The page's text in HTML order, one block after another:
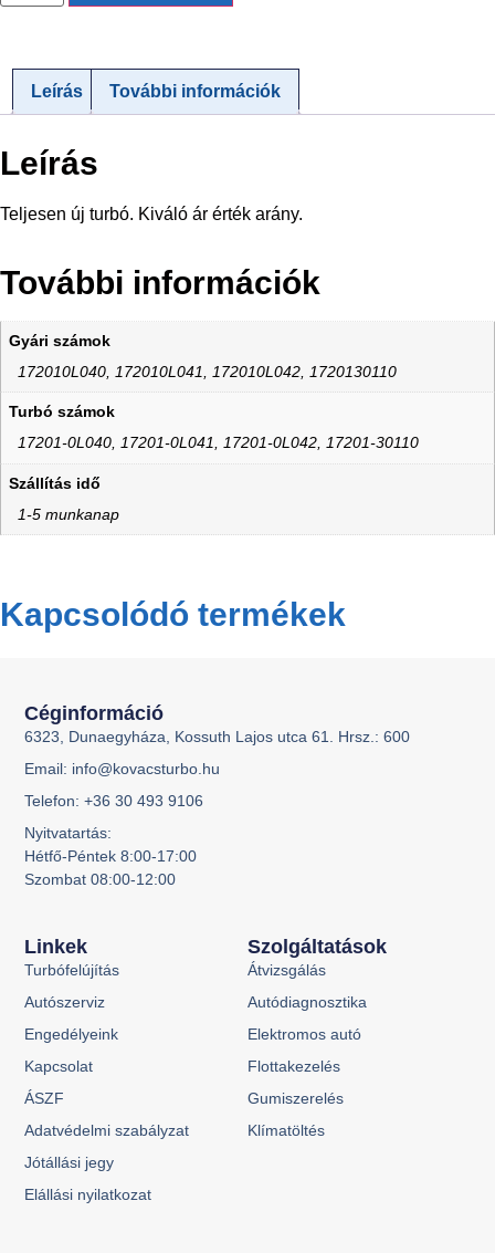
Leírás További információk
Leírás
Teljesen új turbó. Kiváló ár érték arány.
További információk
Gyári számok
172010L040, 172010L041, 172010L042, 1720130110
Turbó számok
17201-0L040, 17201-0L041, 17201-0L042, 17201-30110
Szállítás idő
1-5 munkanap
Kapcsolódó termékek
Szolgáltatások
Átvizsgálás
Autódiagnosztika
Elektromos autó
Flottakezelés
Gumiszerelés
Klímatöltés
Linkek
Turbófelújítás
Autószerviz
Engedélyeink
Kapcsolat
ÁSZF
Adatvédelmi szabályzat
Jótállási jegy
Elállási nyilatkozat
Céginformáció
6323, Dunaegyháza, Kossuth Lajos utca 61. Hrsz.: 600
Email: info@kovacsturbo.hu
Telefon: +36 30 493 9106
Nyitvatartás:
Hétfő-Péntek 8:00-17:00
Szombat 08:00-12:00